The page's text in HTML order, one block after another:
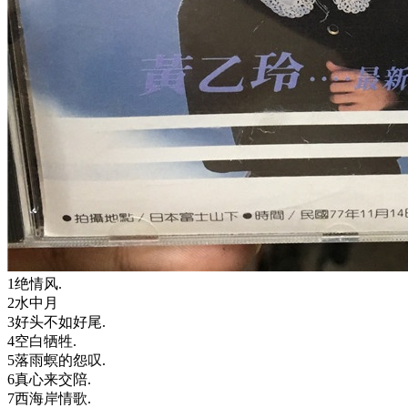
1绝情风.
2水中月
3好头不如好尾.
4空白牺牲.
5落雨螟的怨叹.
6真心来交陪.
7西海岸情歌.